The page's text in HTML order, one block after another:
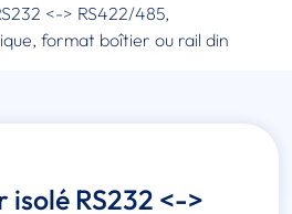
<-> RS422/485,
format boîtier ou rail din
RS232 <->